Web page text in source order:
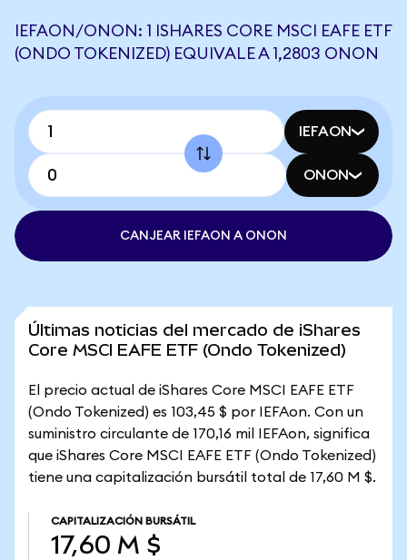
IEFAON/ONON: 1 ISHARES CORE MSCI EAFE ETF
(ONDO TOKENIZED) EQUIVALE A 1,2803 ONON
IEFAON
ONON
CANJEAR IEFAON A ONON
Últimas noticias del mercado de iShares
Core MSCI EAFE ETF (Ondo Tokenized)
El precio actual de iShares Core MSCI EAFE ETF
(Ondo Tokenized) es 103,45 $ por IEFAon. Con un
suministro circulante de 170,16 mil IEFAon, significa
que iShares Core MSCI EAFE ETF (Ondo Tokenized)
tiene una capitalización bursátil total de 17,60 M $.
CAPITALIZACIÓN BURSÁTIL
17,60 M $